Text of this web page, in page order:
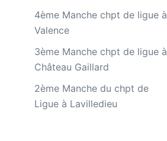
4ème Manche chpt de ligue à
Valence
3ème Manche chpt de ligue à
Château Gaillard
2ème Manche du chpt de
Ligue à Lavilledieu